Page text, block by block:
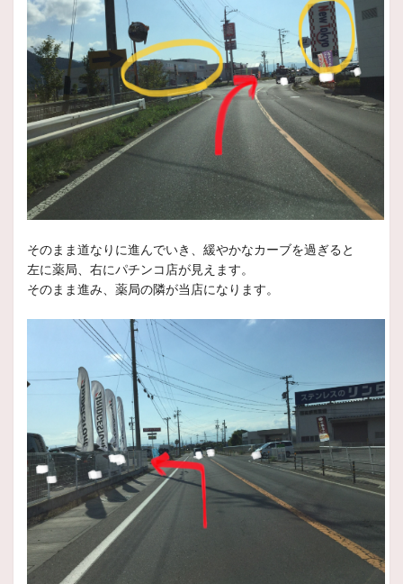
いつもスタッフ日記をご覧頂きありがとうございます。
2026年1月19日
商品情報
Lefinada MOTION3
トヨタ/レクサス純正ナット・ボルト専用ホイール。
2026年1月19日
商品情報
Lefinada MOTION2
2026年1月19日
商品情報
POTENZA SW010
走る歓びと楽しさを、新時代のPOTENZA
2026年1月19日
商品情報
ECO FORME CRS23
ベースモデルのSE-23に表面切削やマシニング切削を施し、華やかさと高級感を演出するカラーをラインアップ。
2026年1月19日
商品情報
BALMINUM（バルミナ）LS10
そのまま道なりに進んでいき、緩やかなカーブを過ぎると
左に薬局、右にパチンコ店が見えます。
そのまま進み、薬局の隣が当店になります。